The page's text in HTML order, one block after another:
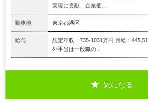
実現に貢献、企業価...
勤務地 東京都港区
給与
想定年収：735-1031万円 月給：
外手当は一般職の...
気になる